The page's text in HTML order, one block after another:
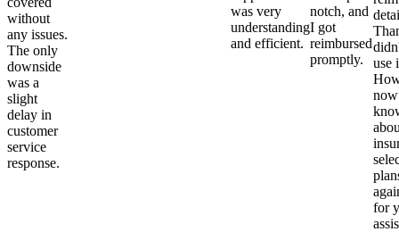
without
any issues.
The only
downside
was a
slight
delay in
customer
service
response.
was very
understanding
and efficient.
notch, and
I got
reimbursed
promptly.
use
for